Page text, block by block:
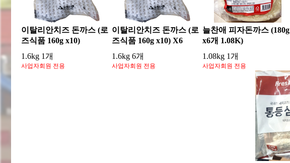
이탈리안치즈 돈까스 (로
즈식품 160g x10)
1.6kg 1개
사업자회원 전용
이탈리안치즈 돈까스 (로
즈식품 160g x10) X6
1.6kg 6개
사업자회원 전용
늘찬애 피자돈까스 (180g
x6개 1.08K)
1.08kg 1개
사업자회원 전용